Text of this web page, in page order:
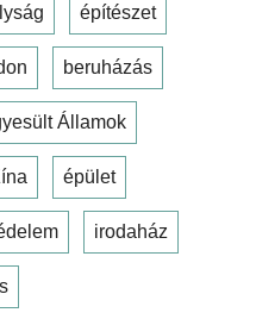
építészet
beruházás
Államok
épület
irodaház